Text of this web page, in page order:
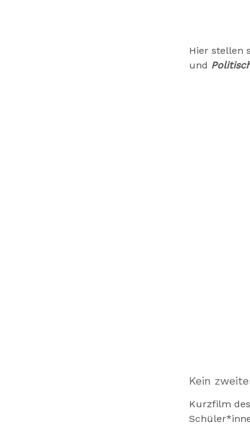
Hier stellen
und
Kein
Kurzfilm